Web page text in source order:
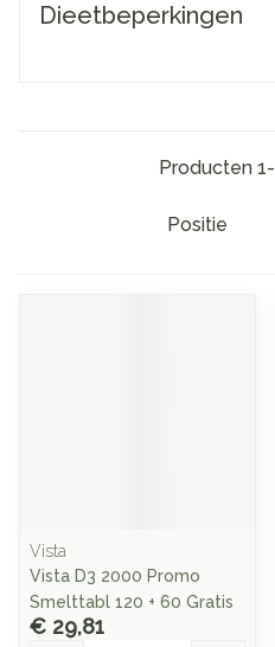
Dieetbeperkingen
Producten 1-
Sorteer op:
Vista
Vista D3 2000 Promo
Smelttabl 120 + 60 Gratis
€ 29,81